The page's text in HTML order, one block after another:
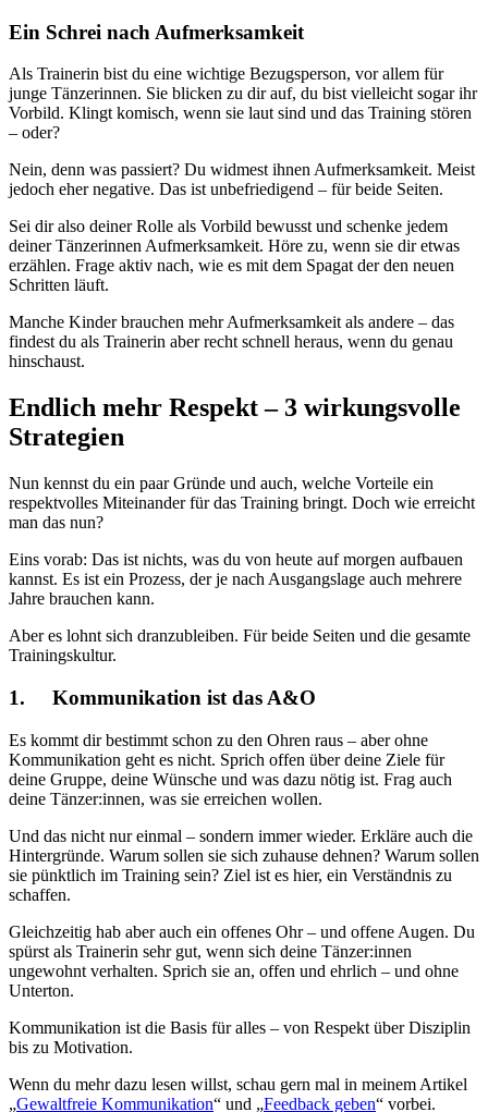
Ein Schrei nach Aufmerksamkeit
Als Trainerin bist du eine wichtige Bezugsperson, vor allem für
junge Tänzerinnen. Sie blicken zu dir auf, du bist vielleicht sogar ihr
Vorbild. Klingt komisch, wenn sie laut sind und das Training stören
– oder?
Nein, denn was passiert? Du widmest ihnen Aufmerksamkeit. Meist
jedoch eher negative. Das ist unbefriedigend – für beide Seiten.
Sei dir also deiner Rolle als Vorbild bewusst und schenke jedem
deiner Tänzerinnen Aufmerksamkeit. Höre zu, wenn sie dir etwas
erzählen. Frage aktiv nach, wie es mit dem Spagat der den neuen
Schritten läuft.
Manche Kinder brauchen mehr Aufmerksamkeit als andere – das
findest du als Trainerin aber recht schnell heraus, wenn du genau
hinschaust.
Endlich mehr Respekt – 3 wirkungsvolle
Strategien
Nun kennst du ein paar Gründe und auch, welche Vorteile ein
respektvolles Miteinander für das Training bringt. Doch wie erreicht
man das nun?
Eins vorab: Das ist nichts, was du von heute auf morgen aufbauen
kannst. Es ist ein Prozess, der je nach Ausgangslage auch mehrere
Jahre brauchen kann.
Aber es lohnt sich dranzubleiben. Für beide Seiten und die gesamte
Trainingskultur.
1. Kommunikation ist das A&O
Es kommt dir bestimmt schon zu den Ohren raus – aber ohne
Kommunikation geht es nicht. Sprich offen über deine Ziele für
deine Gruppe, deine Wünsche und was dazu nötig ist. Frag auch
deine Tänzer:innen, was sie erreichen wollen.
Und das nicht nur einmal – sondern immer wieder. Erkläre auch die
Hintergründe. Warum sollen sie sich zuhause dehnen? Warum sollen
sie pünktlich im Training sein? Ziel ist es hier, ein Verständnis zu
schaffen.
Gleichzeitig hab aber auch ein offenes Ohr – und offene Augen. Du
spürst als Trainerin sehr gut, wenn sich deine Tänzer:innen
ungewohnt verhalten. Sprich sie an, offen und ehrlich – und ohne
Unterton.
Kommunikation ist die Basis für alles – von Respekt über Disziplin
bis zu Motivation.
Wenn du mehr dazu lesen willst, schau gern mal in meinem Artikel
„Gewaltfreie Kommunikation“ und „Feedback geben“ vorbei.